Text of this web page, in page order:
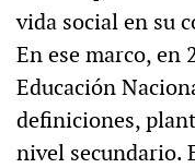
vida social en su
En ese marco, en
Educación
definiciones,
nivel secundario.